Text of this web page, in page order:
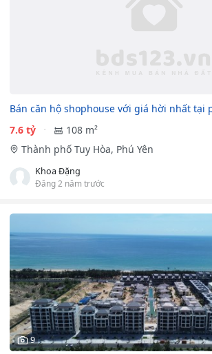
Bán căn hộ shophouse với giá hời nhất tại
7.6 tỷ
108 m²
Thành phố Tuy Hòa, Phú Yên
Khoa Đặng
Đăng 2 năm trước
9